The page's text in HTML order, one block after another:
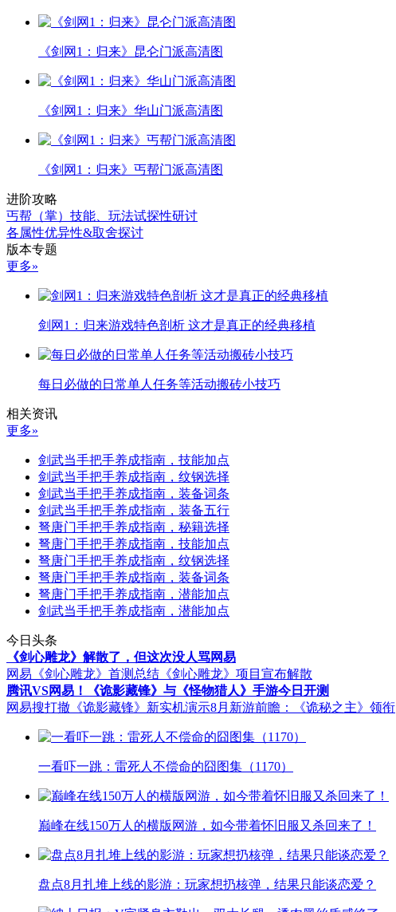
《剑网1：归来》昆仑门派高清图
《剑网1：归来》华山门派高清图
《剑网1：归来》丐帮门派高清图
进阶攻略
丐帮（掌）技能、玩法试探性研讨
各属性优异性&取舍探讨
版本专题
更多»
剑网1：归来游戏特色剖析 这才是真正的经典移植
每日必做的日常单人任务等活动搬砖小技巧
相关资讯
更多»
剑武当手把手养成指南，技能加点
剑武当手把手养成指南，纹钢选择
剑武当手把手养成指南，装备词条
剑武当手把手养成指南，装备五行
弩唐门手把手养成指南，秘籍选择
弩唐门手把手养成指南，技能加点
弩唐门手把手养成指南，纹钢选择
弩唐门手把手养成指南，装备词条
弩唐门手把手养成指南，潜能加点
剑武当手把手养成指南，潜能加点
今日头条
《剑心雕龙》解散了，但这次没人骂网易
网易《剑心雕龙》首测总结 《剑心雕龙》项目宣布解散
腾讯VS网易！《诡影藏锋》与《怪物猎人》手游今日开测
网易搜打撤《诡影藏锋》新实机演示8月新游前瞻：《诡秘之主》领衔
一看吓一跳：雷死人不偿命的囧图集（1170）
巅峰在线150万人的横版网游，如今带着怀旧服又杀回来了！
盘点8月扎堆上线的影游：玩家想扔核弹，结果只能谈恋爱？